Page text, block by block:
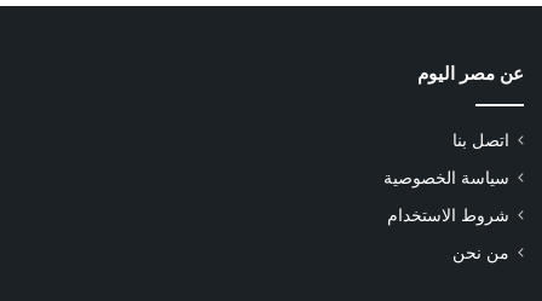
عن مصر اليوم
اتصل بنا
سياسة الخصوصية
شروط الاستخدام
من نحن